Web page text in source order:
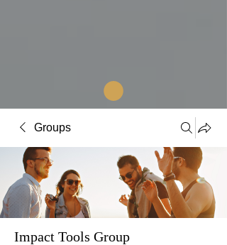
Groups
Impact Tools Group